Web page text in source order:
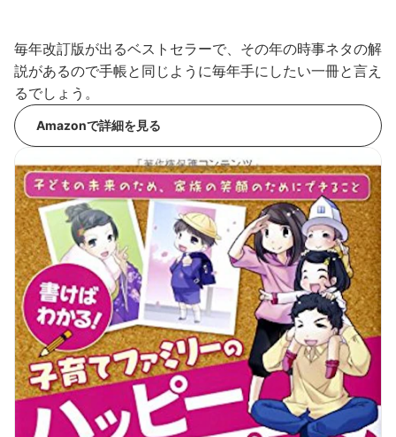
毎年改訂版が出るベストセラーで、その年の時事ネタの解
説があるので手帳と同じように毎年手にしたい一冊と言え
るでしょう。
Amazonで詳細を見る